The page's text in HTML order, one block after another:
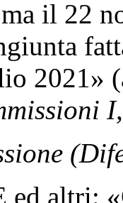
il 22
2021»
altri: